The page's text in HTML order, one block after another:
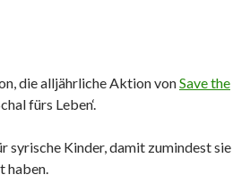
die alljährliche Aktion vonSave the
fürs Leben‘.
syrische Kinder, damit zumindest sie
haben.